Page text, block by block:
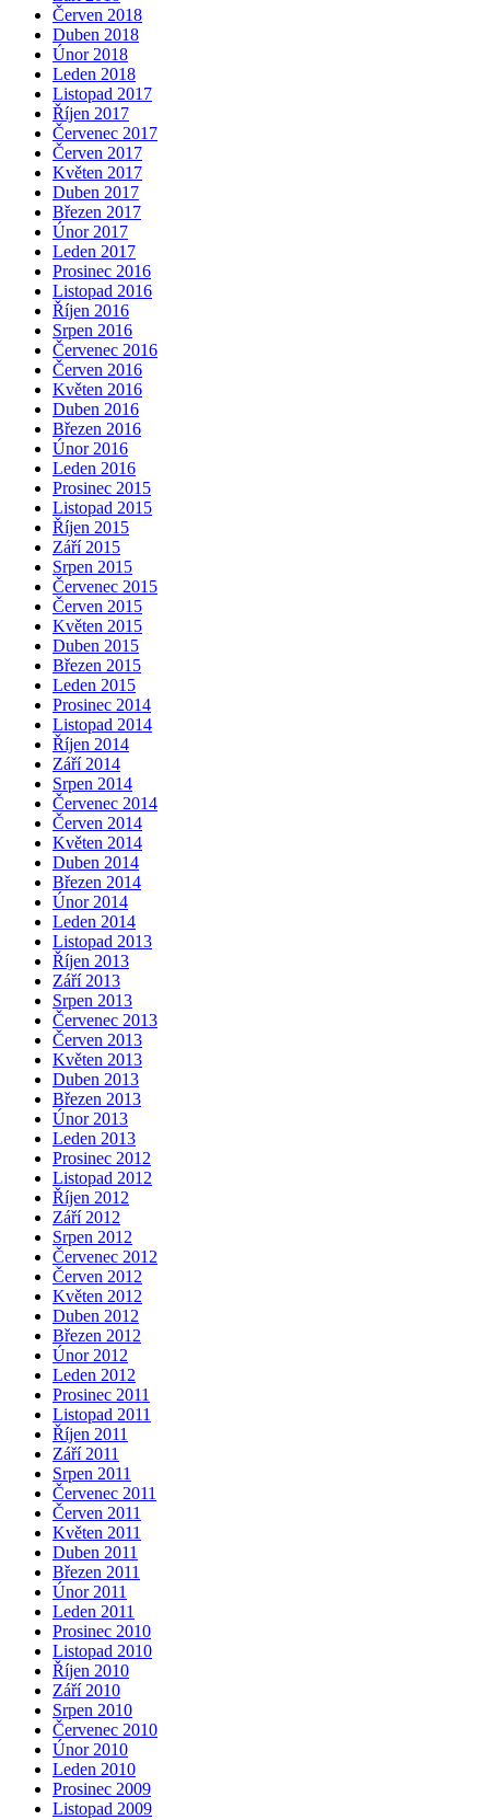
Červen 2018
Duben 2018
Únor 2018
Leden 2018
Listopad 2017
Říjen 2017
Červenec 2017
Červen 2017
Květen 2017
Duben 2017
Březen 2017
Únor 2017
Leden 2017
Prosinec 2016
Listopad 2016
Říjen 2016
Srpen 2016
Červenec 2016
Červen 2016
Květen 2016
Duben 2016
Březen 2016
Únor 2016
Leden 2016
Prosinec 2015
Listopad 2015
Říjen 2015
Září 2015
Srpen 2015
Červenec 2015
Červen 2015
Květen 2015
Duben 2015
Březen 2015
Leden 2015
Prosinec 2014
Listopad 2014
Říjen 2014
Září 2014
Srpen 2014
Červenec 2014
Červen 2014
Květen 2014
Duben 2014
Březen 2014
Únor 2014
Leden 2014
Listopad 2013
Říjen 2013
Září 2013
Srpen 2013
Červenec 2013
Červen 2013
Květen 2013
Duben 2013
Březen 2013
Únor 2013
Leden 2013
Prosinec 2012
Listopad 2012
Říjen 2012
Září 2012
Srpen 2012
Červenec 2012
Červen 2012
Květen 2012
Duben 2012
Březen 2012
Únor 2012
Leden 2012
Prosinec 2011
Listopad 2011
Říjen 2011
Září 2011
Srpen 2011
Červenec 2011
Červen 2011
Květen 2011
Duben 2011
Březen 2011
Únor 2011
Leden 2011
Prosinec 2010
Listopad 2010
Říjen 2010
Září 2010
Srpen 2010
Červenec 2010
Únor 2010
Leden 2010
Prosinec 2009
Listopad 2009